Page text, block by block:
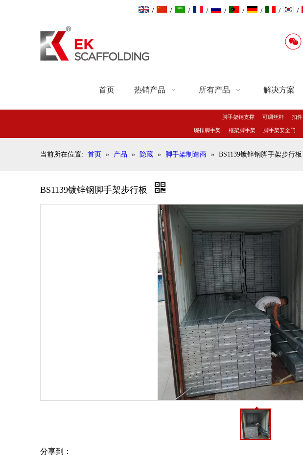
/ / / / / / / / /
首页 热销产品 所有产品 解决方案
脚手架钢支撑 可调丝杆 扣件
碗扣脚手架 框架脚手架 脚手架安全门
当前所在位置: 首页 » 产品 » 隐藏 » 脚手架制造商 » BS1139镀锌钢脚手架步行板
BS1139镀锌钢脚手架步行板
分享到：